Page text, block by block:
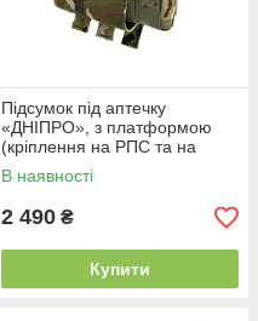
Підсумок під аптечку
«ДНІПРО», з платформою
(кріплення на РПС та на
пояс), PM27 GEN 2,
мультикам
В наявності
2 490 ₴
Купити